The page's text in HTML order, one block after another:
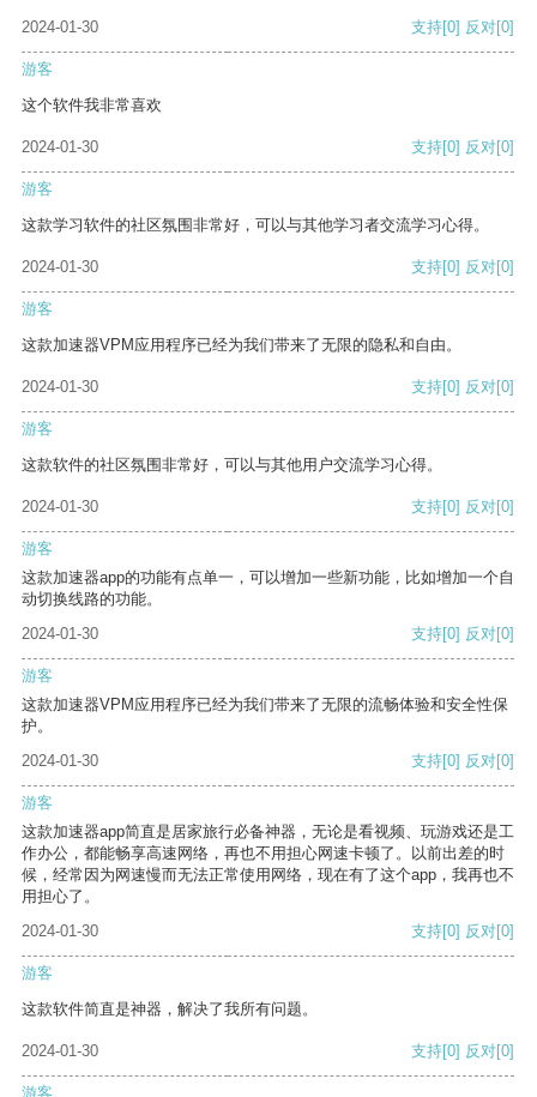
2024-01-30
支持[0] 反对[0]
游客
这个软件我非常喜欢
2024-01-30 支持[0] 反对[0]
游客
这款学习软件的社区氛围非常好，可以与其他学习者交流学习心得。
2024-01-30 支持[0] 反对[0]
游客
这款加速器VPM应用程序已经为我们带来了无限的隐私和自由。
2024-01-30 支持[0] 反对[0]
游客
这款软件的社区氛围非常好，可以与其他用户交流学习心得。
2024-01-30 支持[0] 反对[0]
游客
这款加速器app的功能有点单一，可以增加一些新功能，比如增加一个自
动切换线路的功能。
2024-01-30
支持[0] 反对[0]
游客
这款加速器VPM应用程序已经为我们带来了无限的流畅体验和安全性保
护。
2024-01-30
支持[0] 反对[0]
游客
这款加速器app简直是居家旅行必备神器，无论是看视频、玩游戏还是工
作办公，都能畅享高速网络，再也不用担心网速卡顿了。以前出差的时
候，经常因为网速慢而无法正常使用网络，现在有了这个app，我再也不
用担心了。
2024-01-30
支持[0] 反对[0]
游客
这款软件简直是神器，解决了我所有问题。
2024-01-30 支持[0] 反对[0]
游客